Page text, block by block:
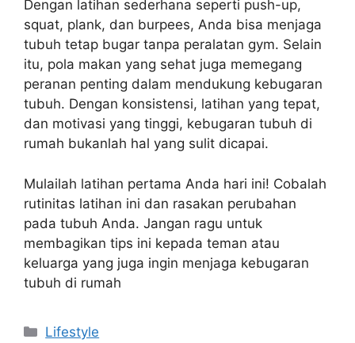
Dengan latihan sederhana seperti push-up,
squat, plank, dan burpees, Anda bisa menjaga
tubuh tetap bugar tanpa peralatan gym. Selain
itu, pola makan yang sehat juga memegang
peranan penting dalam mendukung kebugaran
tubuh. Dengan konsistensi, latihan yang tepat,
dan motivasi yang tinggi, kebugaran tubuh di
rumah bukanlah hal yang sulit dicapai.
Mulailah latihan pertama Anda hari ini! Cobalah
rutinitas latihan ini dan rasakan perubahan
pada tubuh Anda. Jangan ragu untuk
membagikan tips ini kepada teman atau
keluarga yang juga ingin menjaga kebugaran
tubuh di rumah
Kategori
Lifestyle